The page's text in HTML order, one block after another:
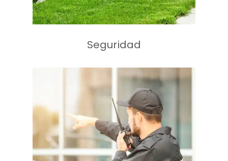
Seguridad
Vigilancia
Seguridad electrónica
Servicio de Consultoría